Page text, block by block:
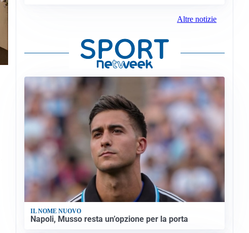
Altre notizie
IL NOME NUOVO
Napoli, Musso resta un’opzione per la porta